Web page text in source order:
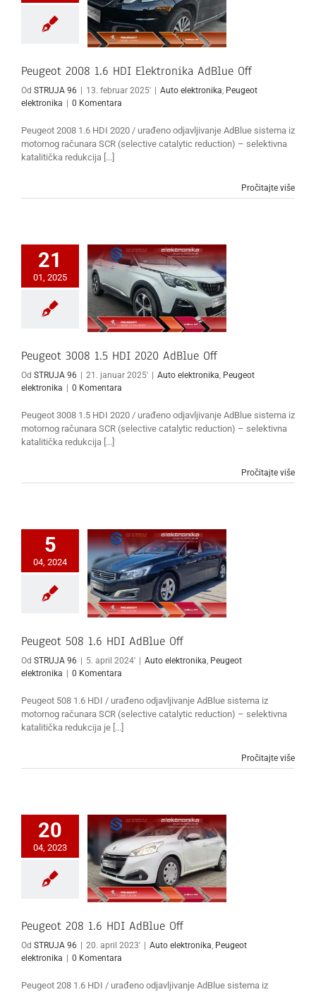
Elektronika AdBlue Off
elektronika
Peugeot 2008 1.6 HDI Elektronika AdBlue Off
Od STRUJA 96 13. februar 2025' Auto elektronika, Peugeot
elektronika
0 Komentara
Peugeot 2008 1.6 HDI 2020 / urađeno odjavljivanje AdBlue sistema iz
motornog računara SCR (selective catalytic reduction) – selektivna
katalitička redukcija [...]
Pročitajte više
21
01, 2025
Peugeot 3008 1.5 HDI
2020 AdBlue Off
elektronika
Peugeot 3008 1.5 HDI 2020 AdBlue Off
Od STRUJA 96 21. januar 2025' Auto elektronika, Peugeot
elektronika
0 Komentara
Peugeot 3008 1.5 HDI 2020 / urađeno odjavljivanje AdBlue sistema iz
motornog računara SCR (selective catalytic reduction) – selektivna
katalitička redukcija [...]
Pročitajte više
5
04, 2024
Peugeot 508 1.6 HDI
AdBlue Off
elektronika
Peugeot 508 1.6 HDI AdBlue Off
Od STRUJA 96 | 5. april 2024' | Auto elektronika Peugeot
elektronika | 0 Komentara
Peugeot 508 1.6 HDI / urađeno odjavljivanje AdBlue sistema iz
motornog računara SCR (selective catalytic reduction) – selektivna
katalitička redukcija je [...]
Pročitajte više
20
04, 2023
Peugeot 208 1.6 HDI
elektronika
Peugeot 208 1.6 HDI AdBlue Off
Od STRUJA 96 20. april 2023' Auto elektronika, Peugeot
elektronika
0 Komentara
Peugeot 208 1.6 HDI / urađeno odjavljivanje AdBlue sistema iz